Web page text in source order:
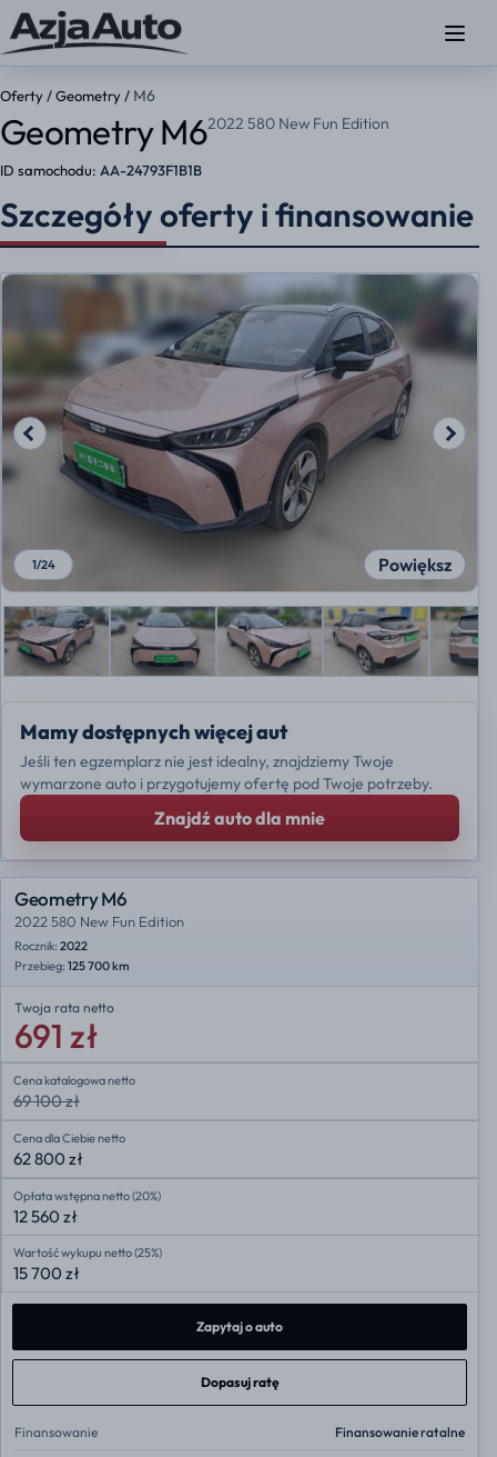
Oferty /Geometry / M6
Geometry M62022 580 New Fun Edition
ID samochodu: AA-24793F1B1B
Szczegóły oferty i finansowanie
Powiększ
1/24
Mamy dostępnych więcej aut
Jeśli ten egzemplarz nie jest idealny, znajdziemy Twoje
wymarzone auto i przygotujemy ofertę pod Twoje potrzeby.
Znajdź auto dla mnie
Geometry M6
2022 580 New Fun Edition
Rocznik: 2022
Przebieg: 125 700 km
Twoja rata netto
691 zł
Cena katalogowa netto
69 100 zł
Cena dla Ciebie netto
62 800 zł
Opłata wstępna netto (20%)
12 560 zł
Wartość wykupu netto (25%)
15 700 zł
Zapytaj o auto
Dopasuj ratę
Finansowanie Finansowanie ratalne